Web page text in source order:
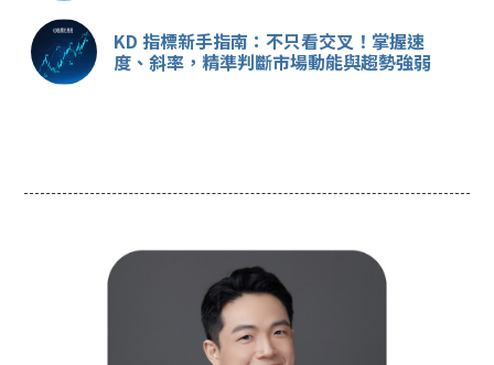
KD 指標新手指南：不只看交叉！掌握速
度、斜率，精準判斷市場動能與趨勢強弱